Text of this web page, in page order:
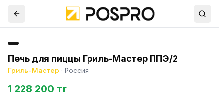
Печь для пиццы Гриль-Мастер ППЭ/2
Гриль-Мастер · Россия
1 228 200 тг